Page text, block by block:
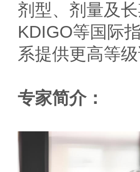
剂型、剂量及
KDIGO等国际
系提供更高等级
专家简介：